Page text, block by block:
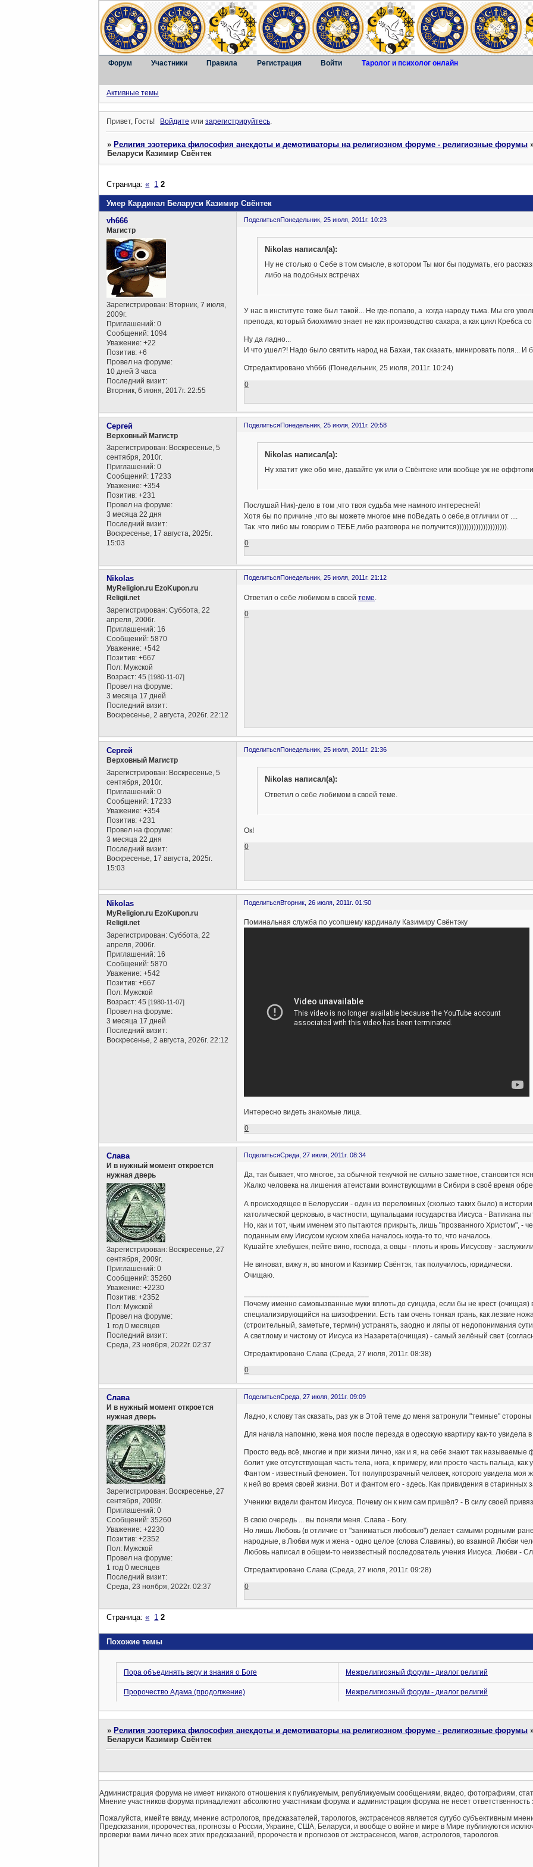
Форум Участники Правила Регистрация Войти Таролог и психолог онлайн
Активные темы
Привет, Гость! Войдите илизарегистрируйтесь.
»Религия эзотерика философия анекдоты и демотиваторы на религиозном форуме - религиозные форумы
Беларуси Казимир Свёнтек
Умер Кардинал Беларуси Казимир Свёнтек
Страница:« 1 2
ПоделитьсяПонедельник, 25 июля, 2011г. 10:23
vh666
Магистр
Зарегистрирован: Вторник, 7 июля,
2009г.
Приглашений: 0
Сообщений: 1094
Уважение: +22
Позитив: +6
Провел на форуме:
10 дней 3 часа
Последний визит:
Вторник, 6 июня, 2017г. 22:55
Nikolas написал(а):
Ну не столько о Себе в том смысле, в котором Ты мог бы подумать, его
либо на подобных встречах
У нас в институте тоже был такой... Не где-попало, а когда народу тьма. Мы его
препода, который биохимию знает не как производство сахара, а как цикл Кребса
Ну да ладно...
И что ушел?! Надо было святить народ на Бахаи, так сказать, минировать поля... И
Отредактировано vh666 (Понедельник, 25 июля, 2011г. 10:24)
0
ПоделитьсяПонедельник, 25 июля, 2011г. 20:58
Сергей
Верховный Магистр
Зарегистрирован: Воскресенье, 5
сентября, 2010г.
Приглашений: 0
Сообщений: 17233
Уважение: +354
Позитив: +231
Провел на форуме:
3 месяца 22 дня
Последний визит:
Воскресенье, 17 августа, 2025г.
15:03
Nikolas написал(а):
Ну хватит уже обо мне, давайте уж или о Свёнтеке или вообще уж не
Послушай Ник)-дело в том ,что твоя судьба мне намного интересней!
Хотя бы по причине ,что вы можете многое мне поВедать о себе,в отличии от ....
Так .что либо мы говорим о ТЕБЕ,либо разговора не получится))))))))))))))))))))).
0
ПоделитьсяПонедельник, 25 июля, 2011г. 21:12
Nikolas
MyReligion.ru EzoKupon.ru
Religii.net
Зарегистрирован: Суббота, 22
апреля, 2006г.
Приглашений: 16
Сообщений: 5870
Уважение: +542
Позитив: +667
Пол: Мужской
Возраст: 45[1980-11-07]
Провел на форуме:
3 месяца 17 дней
Последний визит:
Воскресенье, 2 августа, 2026г. 22:12
Ответил о себе любимом в своей теме
0
ПоделитьсяПонедельник, 25 июля, 2011г. 21:36
Сергей
Верховный Магистр
Зарегистрирован: Воскресенье, 5
сентября, 2010г.
Приглашений: 0
Сообщений: 17233
Уважение: +354
Позитив: +231
Провел на форуме:
3 месяца 22 дня
Последний визит:
Воскресенье, 17 августа, 2025г.
15:03
Nikolas написал(а):
Ответил о себе любимом в своей теме.
Ок!
0
ПоделитьсяВторник, 26 июля, 2011г. 01:50
Nikolas
MyReligion.ru EzoKupon.ru
Religii.net
Зарегистрирован: Суббота, 22
апреля, 2006г.
Приглашений: 16
Сообщений: 5870
Уважение: +542
Позитив: +667
Пол: Мужской
Возраст: 45[1980-11-07]
Провел на форуме:
3 месяца 17 дней
Последний визит:
Воскресенье, 2 августа, 2026г. 22:12
Поминальная служба по усопшему кардиналу Казимиру Свёнтэку
Интересно видеть знакомые лица.
0
ПоделитьсяСреда, 27 июля, 2011г. 08:34
Слава
И в нужный момент откроется
нужная дверь
Зарегистрирован: Воскресенье, 27
сентября, 2009г.
Приглашений: 0
Сообщений: 35260
Уважение: +2230
Позитив: +2352
Пол: Мужской
Провел на форуме:
1 год 0 месяцев
Последний визит:
Среда, 23 ноября, 2022г. 02:37
Да, так бывает, что многое, за обычной текучкой не сильно заметное, становится
Жалко человека на лишения атеистами воинствующими в Сибири в своё время
А происходящее в Белоруссии - один из переломных (сколько таких было) в
католической церковью, в частности, щупальцами государства Иисуса - Ватикана
Но, как и тот, чьим именем это пытаются прикрыть, лишь "прозванного Христом", -
поданным ему Иисусом куском хлеба началось когда-то то, что началось.
Кушайте хлебушек, пейте вино, господа, а овцы - плоть и кровь Иисусову -
Не виноват, вижу я, во многом и Казимир Свёнтэк, так получилось, юридически.
Очищаю.
Почему именно самовызванные муки вплоть до суицида, если бы не крест
специализирующийся на шизофрении. Есть там очень тонкая грань, как лезвие
(строительный, заметьте, термин) устранять, заодно и ляпы от недопонимания
А светлому и чистому от Иисуса из Назарета(очищая) - самый зелёный свет
Отредактировано Слава (Среда, 27 июля, 2011г. 08:38)
0
ПоделитьсяСреда, 27 июля, 2011г. 09:09
Слава
И в нужный момент откроется
нужная дверь
Зарегистрирован: Воскресенье, 27
сентября, 2009г.
Приглашений: 0
Сообщений: 35260
Уважение: +2230
Позитив: +2352
Пол: Мужской
Провел на форуме:
1 год 0 месяцев
Последний визит:
Среда, 23 ноября, 2022г. 02:37
Ладно, к слову так сказать, раз уж в Этой теме до меня затронули "темные"
Для начала напомню, жена моя после перезда в одесскую квартиру как-то увидела
Просто ведь всё, многие и при жизни лично, как и я, на себе знают так
болит уже отсутствующая часть тела, нога, к примеру, или просто часть пальца, как
Фантом - известный феномен. Тот полупрозрачный человек, которого увидела
к ней во время своей жизни. Вот и фантом его - здесь. Как привидения в старинных
Ученики видели фантом Иисуса. Почему он к ним сам пришёл? - В силу своей
В свою очередь ... вы поняли меня. Слава - Богу.
Но лишь Любовь (в отличие от "заниматься любовью") делает самыми родными
народные, в Любви муж и жена - одно целое (слова Славины), во взамной Любви
Любовь написал в общем-то неизвестный последователь учения Иисуса. Любви -
Отредактировано Слава (Среда, 27 июля, 2011г. 09:28)
0
Страница:« 1 2
Похожие темы
Пора объединять веру и знания о Боге Межрелигиозный форум - диалог религий
Пророчество Адама (продолжение) Межрелигиозный форум - диалог религий
»Религия эзотерика философия анекдоты и демотиваторы на религиозном форуме - религиозные форумы
Беларуси Казимир Свёнтек
Администрация форума не имеет никакого отношения к публикуемым, републикуемым сообщениям, видео, фотографиям,
Мнение участников форума принадлежит абсолютно участникам форума и администрация форума не несет ответственность
Пожалуйста, имейте ввиду, мнение астрологов, предсказателей, тарологов, экстрасенсов является сугубо субъективным
Предсказания, пророчества, прогнозы о России, Украине, США, Беларуси, и вообще о войне и мире в Мире публикуются
проверки вами лично всех этих предсказаний, пророчеств и прогнозов от экстрасенсов, магов, астрологов, тарологов.